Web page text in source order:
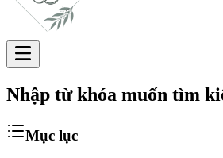
Nhập từ khóa muốn tìm
Mục lục